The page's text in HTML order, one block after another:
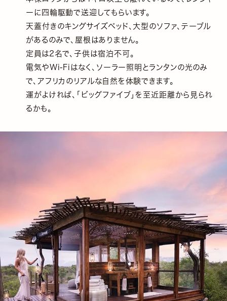
ーに四輪駆動で送迎してもらいます。
天蓋付きのキングサイズベッド、大型のソファ、テーブル
があるのみで、屋根はありません。
定員は2名で、子供は宿泊不可。
電気やWi-Fiはなく、ソーラー照明とランタンの光のみ
で、アフリカのリアルな自然を体験できます。
運がよければ、「ビッグファイブ」を至近距離から見られ
るかも。